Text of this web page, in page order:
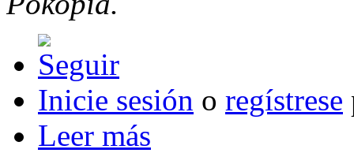
Inicie sesión o regístrese
Leer más